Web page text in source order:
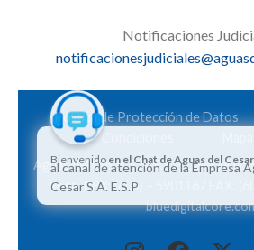
Notificaciones
Política de Protección de Datos
Condiciones
Aguas del Cesar S.A. E.S.P. Calle 28
Rosa. PBX: (605) – 5901167 FAX:
Bienvenido en el Chat de Aguas del
al canal de atención de la Empresa
Cesar S.A. E.S.P